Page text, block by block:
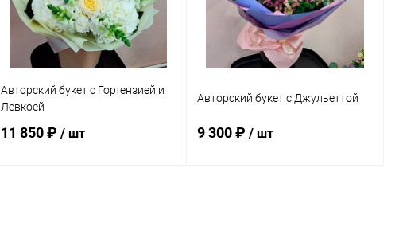
Авторский букет с Гортензией и
Левкоей
11 850 ₽ / шт
Авторский букет с Джульеттой
9 300 ₽/ шт